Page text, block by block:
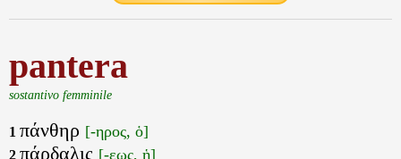
pantera
sostantivo femminile
1 πάνθηρ [-ηρος, ὁ]
2 πάρδαλις [-εως, ἡ]